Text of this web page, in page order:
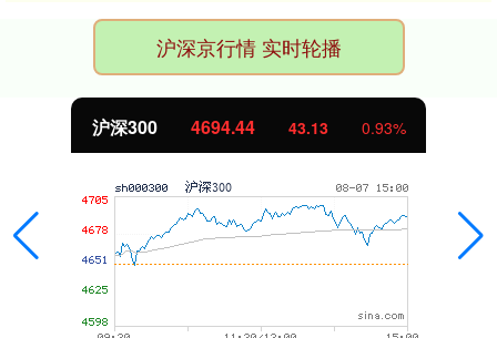
沪深京行情 实时轮播
沪深300 4694.44 43.13 0.93%